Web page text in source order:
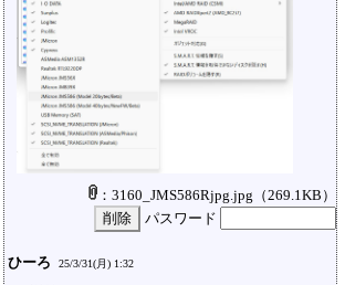
：3160_JMS586Rjpg.jpg （269.1KB）
パスワード
ひーろ 25/3/31(月) 1:32